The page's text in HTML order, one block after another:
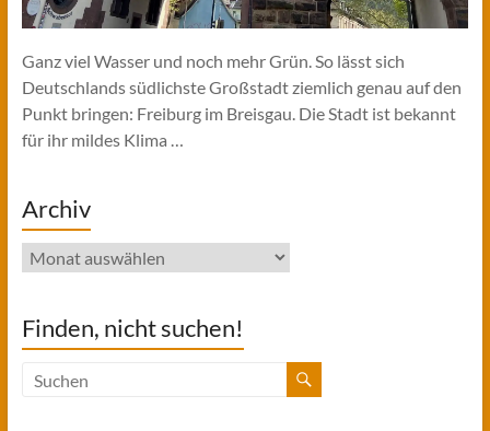
Ganz viel Wasser und noch mehr Grün. So lässt sich
Deutschlands südlichste Großstadt ziemlich genau auf den
Punkt bringen: Freiburg im Breisgau. Die Stadt ist bekannt
für ihr mildes Klima …
Archiv
Archiv
Finden, nicht suchen!